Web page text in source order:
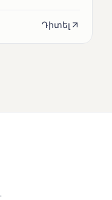
Դիտել